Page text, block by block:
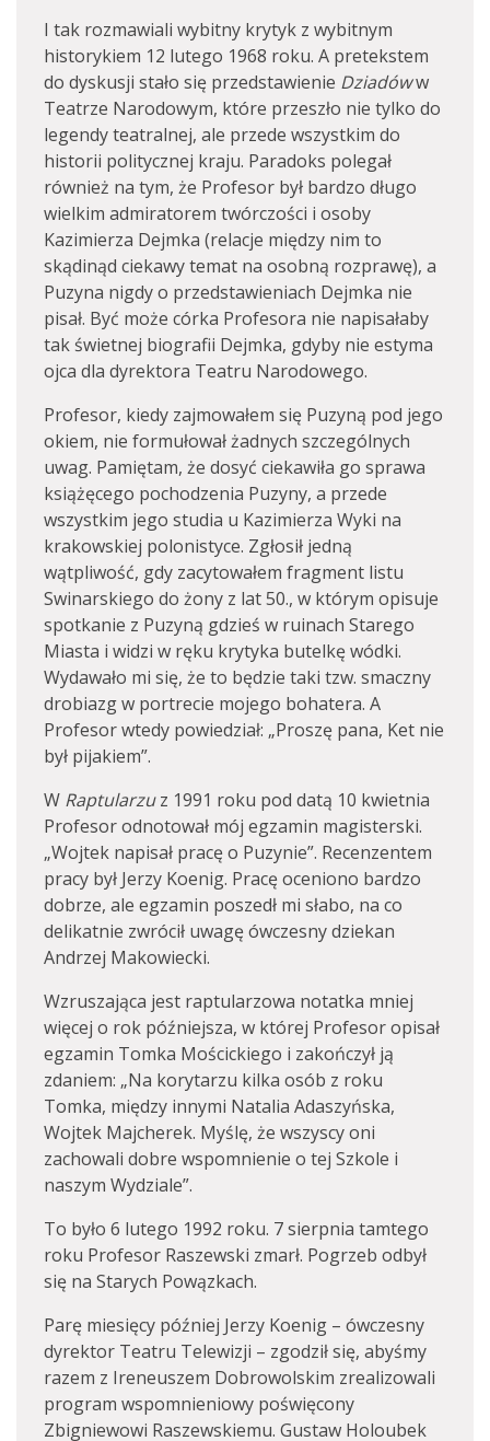
I tak rozmawiali wybitny krytyk z wybitnym
historykiem 12 lutego 1968 roku. A pretekstem
do dyskusji stało się przedstawienie Dziadóww
Teatrze Narodowym, które przeszło nie tylko do
legendy teatralnej, ale przede wszystkim do
historii politycznej kraju. Paradoks polegał
również na tym, że Profesor był bardzo długo
wielkim admiratorem twórczości i osoby
Kazimierza Dejmka (relacje między nim to
skądinąd ciekawy temat na osobną rozprawę), a
Puzyna nigdy o przedstawieniach Dejmka nie
pisał. Być może córka Profesora nie napisałaby
tak świetnej biografii Dejmka, gdyby nie estyma
ojca dla dyrektora Teatru Narodowego.
Profesor, kiedy zajmowałem się Puzyną pod jego
okiem, nie formułował żadnych szczególnych
uwag. Pamiętam, że dosyć ciekawiła go sprawa
książęcego pochodzenia Puzyny, a przede
wszystkim jego studia u Kazimierza Wyki na
krakowskiej polonistyce. Zgłosił jedną
wątpliwość, gdy zacytowałem fragment listu
Swinarskiego do żony z lat 50., w którym opisuje
spotkanie z Puzyną gdzieś w ruinach Starego
Miasta i widzi w ręku krytyka butelkę wódki.
Wydawało mi się, że to będzie taki tzw. smaczny
drobiazg w portrecie mojego bohatera. A
Profesor wtedy powiedział: „Proszę pana, Ket nie
był pijakiem”.
W Raptularzuz 1991 roku pod datą 10 kwietnia
Profesor odnotował mój egzamin magisterski.
„Wojtek napisał pracę o Puzynie”. Recenzentem
pracy był Jerzy Koenig. Pracę oceniono bardzo
dobrze, ale egzamin poszedł mi słabo, na co
delikatnie zwrócił uwagę ówczesny dziekan
Andrzej Makowiecki.
Wzruszająca jest raptularzowa notatka mniej
więcej o rok późniejsza, w której Profesor opisał
egzamin Tomka Mościckiego i zakończył ją
zdaniem: „Na korytarzu kilka osób z roku
Tomka, między innymi Natalia Adaszyńska,
Wojtek Majcherek. Myślę, że wszyscy oni
zachowali dobre wspomnienie o tej Szkole i
naszym Wydziale”.
To było 6 lutego 1992 roku. 7 sierpnia tamtego
roku Profesor Raszewski zmarł. Pogrzeb odbył
się na Starych Powązkach.
Parę miesięcy później Jerzy Koenig – ówczesny
dyrektor Teatru Telewizji – zgodził się, abyśmy
razem z Ireneuszem Dobrowolskim zrealizowali
program wspomnieniowy poświęcony
Zbigniewowi Raszewskiemu. Gustaw Holoubek